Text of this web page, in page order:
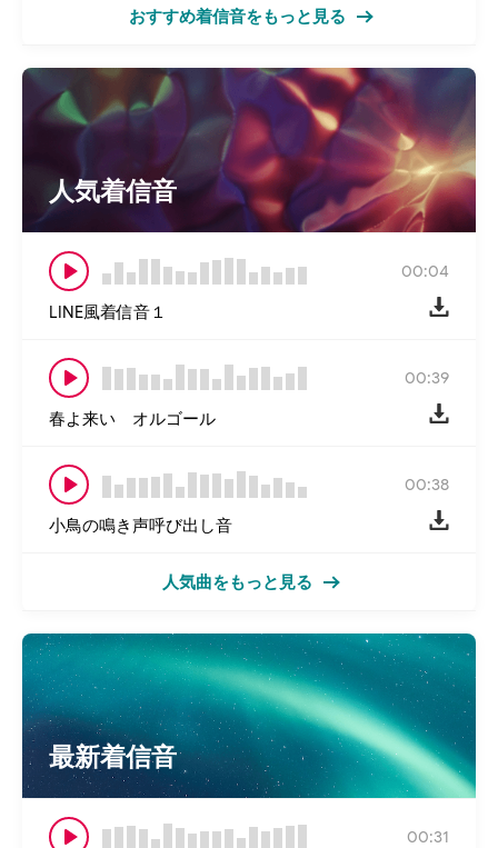
おすすめ着信音をもっと見る
人気着信音
00:04
LINE風着信音１
00:39
春よ来い オルゴール
00:38
小鳥の鳴き声呼び出し音
人気曲をもっと見る
最新着信音
00:31